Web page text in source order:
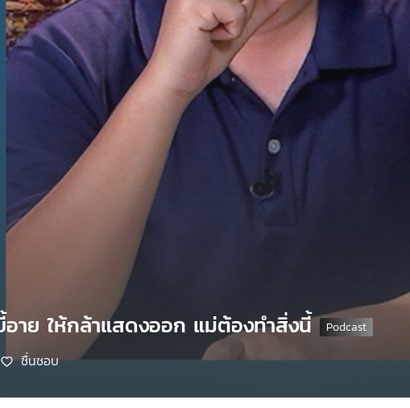
อาย ให้กล้าแสดงออก แม่ต้องทำสิ่งนี้
ชื่นชอบ